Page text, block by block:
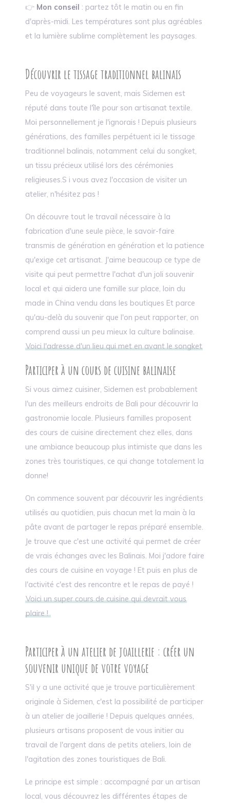
👉 Mon conseil : partez tôt le matin ou en fin
d'après-midi. Les températures sont plus agréables
et la lumière sublime complètement les paysages.
Découvrir le tissage traditionnel balinais
Peu de voyageurs le savent, mais Sidemen est
réputé dans toute l'île pour son artisanat textile.
Moi personnellement je l'ignorais ! Depuis plusieurs
générations, des familles perpétuent ici le tissage
traditionnel balinais, notamment celui du songket,
un tissu précieux utilisé lors des cérémonies
religieuses.S i vous avez l'occasion de visiter un
atelier, n'hésitez pas !
On découvre tout le travail nécessaire à la
fabrication d'une seule pièce, le savoir-faire
transmis de génération en génération et la patience
qu'exige cet artisanat. J'aime beaucoup ce type de
visite qui peut permettre l'achat d'un joli souvenir
local et qui aidera une famille sur place, loin du
made in China vendu dans les boutiques Et parce
qu'au-delà du souvenir que l'on peut rapporter, on
comprend aussi un peu mieux la culture balinaise.
Voici l'adresse d'un lieu qui met en avant le songket
Participer à un cours de cuisine balinaise
Si vous aimez cuisiner, Sidemen est probablement
l'un des meilleurs endroits de Bali pour découvrir la
gastronomie locale. Plusieurs familles proposent
des cours de cuisine directement chez elles, dans
une ambiance beaucoup plus intimiste que dans les
zones très touristiques, ce qui change totalement la
donne!
On commence souvent par découvrir les ingrédients
utilisés au quotidien, puis chacun met la main à la
pâte avant de partager le repas préparé ensemble.
Je trouve que c'est une activité qui permet de créer
de vrais échanges avec les Balinais. Moi j'adore faire
des cours de cuisine en voyage ! Et puis en plus de
l'activité c'est des rencontre et le repas de payé !
Voici un super cours de cuisine qui devrait vous
plaire !
Participer à un atelier de joaillerie : créer un
souvenir unique de votre voyage
S'il y a une activité que je trouve particulièrement
originale à Sidemen, c'est la possibilité de participer
à un atelier de joaillerie ! Depuis quelques années,
plusieurs artisans proposent de vous initier au
travail de l'argent dans de petits ateliers, loin de
l'agitation des zones touristiques de Bali.
Le principe est simple : accompagné par un artisan
local, vous découvrez les différentes étapes de